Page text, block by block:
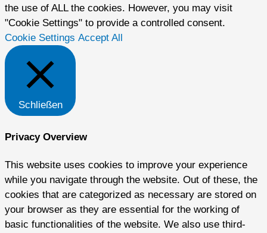
the use of ALL the cookies. However, you may visit
"Cookie Settings" to provide a controlled consent.
Cookie Settings Accept All
Schließen
Privacy Overview
This website uses cookies to improve your experience
while you navigate through the website. Out of these, the
cookies that are categorized as necessary are stored on
your browser as they are essential for the working of
basic functionalities of the website. We also use third-